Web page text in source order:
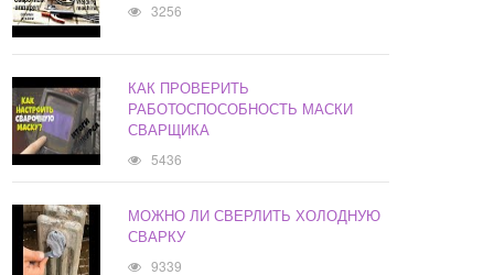
3256
КАК ПРОВЕРИТЬ
РАБОТОСПОСОБНОСТЬ МАСКИ
СВАРЩИКА
5436
МОЖНО ЛИ СВЕРЛИТЬ ХОЛОДНУЮ
СВАРКУ
9339